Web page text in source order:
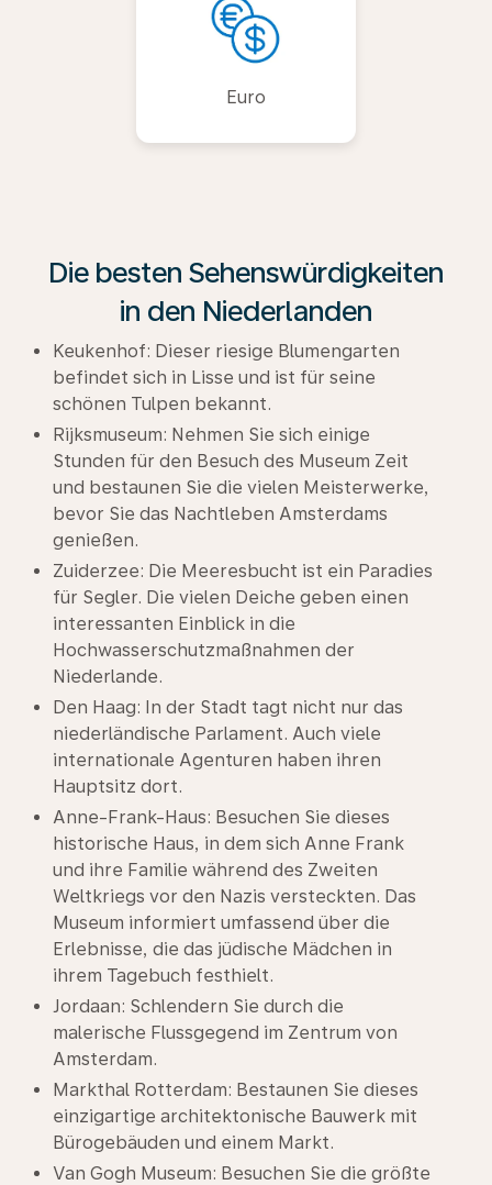
Euro
Die besten Sehenswürdigkeiten
in den Niederlanden
Keukenhof: Dieser riesige Blumengarten
befindet sich in Lisse und ist für seine
schönen Tulpen bekannt.
Rijksmuseum: Nehmen Sie sich einige
Stunden für den Besuch des Museum Zeit
und bestaunen Sie die vielen Meisterwerke,
bevor Sie das Nachtleben Amsterdams
genießen.
Zuiderzee: Die Meeresbucht ist ein Paradies
für Segler. Die vielen Deiche geben einen
interessanten Einblick in die
Hochwasserschutzmaßnahmen der
Niederlande.
Den Haag: In der Stadt tagt nicht nur das
niederländische Parlament. Auch viele
internationale Agenturen haben ihren
Hauptsitz dort.
Anne-Frank-Haus: Besuchen Sie dieses
historische Haus, in dem sich Anne Frank
und ihre Familie während des Zweiten
Weltkriegs vor den Nazis versteckten. Das
Museum informiert umfassend über die
Erlebnisse, die das jüdische Mädchen in
ihrem Tagebuch festhielt.
Jordaan: Schlendern Sie durch die
malerische Flussgegend im Zentrum von
Amsterdam.
Markthal Rotterdam: Bestaunen Sie dieses
einzigartige architektonische Bauwerk mit
Bürogebäuden und einem Markt.
Van Gogh Museum: Besuchen Sie die größte